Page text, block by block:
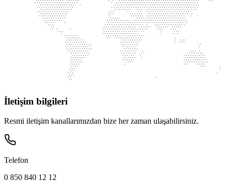
İletişim bilgileri
Resmi iletişim kanallarımızdan bize her zaman ulaşabilirsiniz.
Telefon
0 850 840 12 12